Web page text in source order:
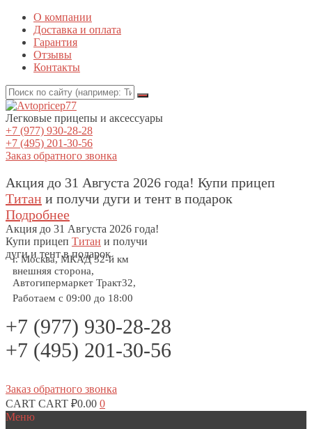
О компании
Доставка и оплата
Гарантия
Отзывы
Контакты
Легковые прицепы и аксессуары
+7 (977) 930-28-28
+7 (495) 201-30-56
Заказ обратного звонка
Акция до 31 Августа 2026 года! Купи прицеп
Титан и получи дуги и тент в подарок
Подробнее
Акция до 31 Августа 2026 года!
Купи прицеп Титан и получи
дуги и тент в подарок
г. Москва, МКАД 32-й км
внешняя сторона,
Автогипермаркет Тракт32,
Работаем с 09:00 до 18:00
+7 (977) 930-28-28
+7 (495) 201-30-56
Заказ обратного звонка
CART CART ₽0.00 0
Меню